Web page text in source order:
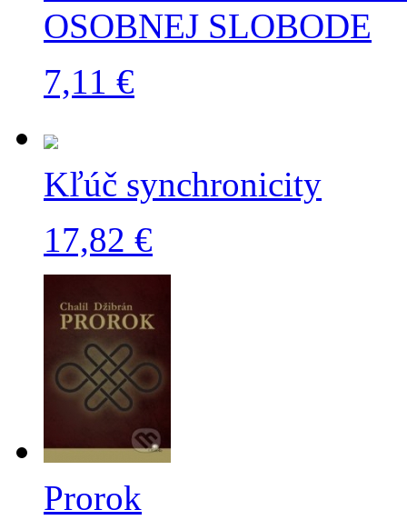
OSOBNEJ SLOBODE
7,11 €
Kľúč synchronicity
17,82 €
Prorok